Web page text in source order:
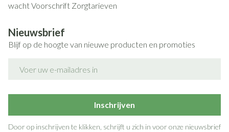
wachtVoorschrift Zorgtarieven
Nieuwsbrief
Blijf op de hoogte van nieuwe producten en promoties
Inschrijven
Door op inschrijven te klikken, schrijft u zich in voor onze nieuwsbrief